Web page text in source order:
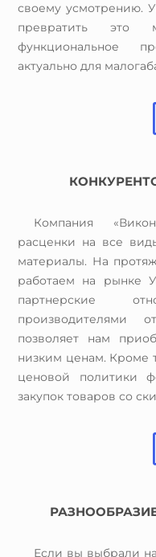
своему усмотрению.
превратить это
функциональное
актуально для
Компания
расценки на все
материалы. На
работаем на рынке
партнерские
производителями
позволяет нам
низким ценам. Кроме
ценовой политики
закупок товаров со
Если вы выбрали